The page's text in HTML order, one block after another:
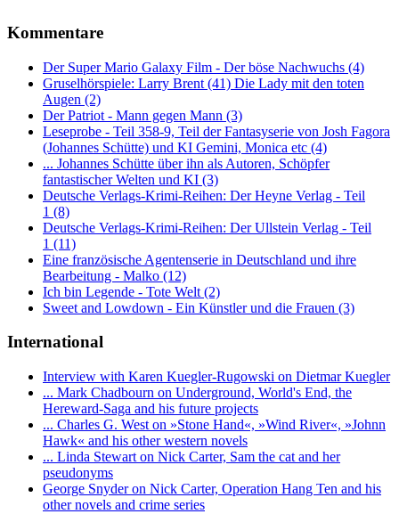
Kommentare
Der Super Mario Galaxy Film - Der böse Nachwuchs (4)
Gruselhörspiele: Larry Brent (41) Die Lady mit den toten
Augen (2)
Der Patriot - Mann gegen Mann (3)
Leseprobe - Teil 358-9, Teil der Fantasyserie von Josh Fagora
(Johannes Schütte) und KI Gemini, Monica etc (4)
... Johannes Schütte über ihn als Autoren, Schöpfer
fantastischer Welten und KI (3)
Deutsche Verlags-Krimi-Reihen: Der Heyne Verlag - Teil
1 (8)
Deutsche Verlags-Krimi-Reihen: Der Ullstein Verlag - Teil
1 (11)
Eine französische Agentenserie in Deutschland und ihre
Bearbeitung - Malko (12)
Ich bin Legende - Tote Welt (2)
Sweet and Lowdown - Ein Künstler und die Frauen (3)
International
Interview with Karen Kuegler-Rugowski on Dietmar Kuegler
... Mark Chadbourn on Underground, World's End, the
Hereward-Saga and his future projects
... Charles G. West on »Stone Hand«, »Wind River«, »Johnn
Hawk« and his other western novels
... Linda Stewart on Nick Carter, Sam the cat and her
pseudonyms
George Snyder on Nick Carter, Operation Hang Ten and his
other novels and crime series